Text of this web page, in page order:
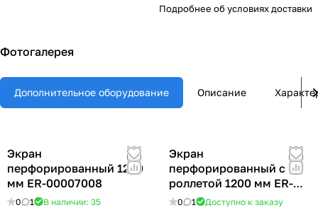
Подробнее обусловиях доставки
Фотогалерея
Дополнительное оборудование Описание
Экран
перфорированный 1200
мм ER-00007008
0 1 В наличии: 35
Экран
перфорированный с
роллетой 1200 мм ER-
00022417
0 1 Доступно к заказу